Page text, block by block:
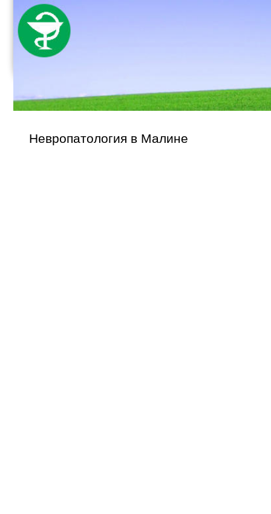
Невропатология в Малине